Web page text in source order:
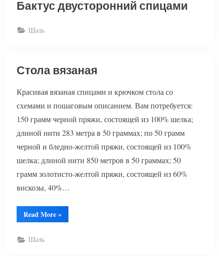
Бактус двусторонний спицами
Шаль
Стола вязаная
Красивая вязаная спицами и крючком стола со
схемами и пошаговым описанием. Вам потребуется:
150 грамм черной пряжи, состоящей из 100% шелка;
длиной нити 283 метра в 50 граммах; по 50 грамм
черной и бледно-желтой пряжи, состоящей из 100%
шелка; длиной нити 850 метров в 50 граммах; 50
грамм золотисто-желтой пряжи, состоящей из 60%
вискозы, 40%…
Read More“Стола
вязаная”
»
Шаль